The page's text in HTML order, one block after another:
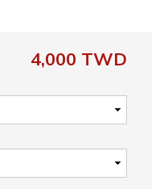
4,000 TWD